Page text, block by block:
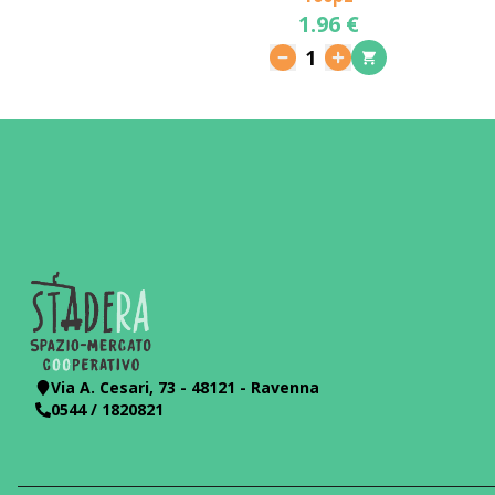
1.96 €
1
Via A. Cesari, 73 - 48121 - Ravenna
0544 / 1820821